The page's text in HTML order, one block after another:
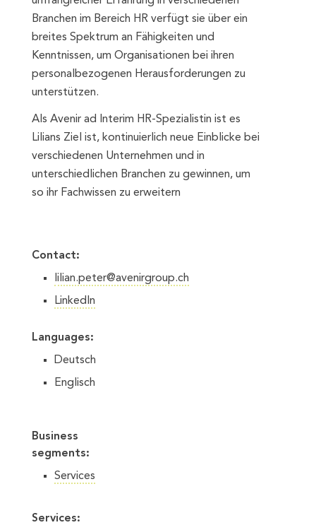
Branchen im Bereich HR verfügt sie über ein
breites Spektrum an Fähigkeiten und
Kenntnissen, um Organisationen bei ihren
personalbezogenen Herausforderungen zu
unterstützen.
Als Avenir ad Interim HR-Spezialistin ist es
Lilians Ziel ist, kontinuierlich neue Einblicke bei
verschiedenen Unternehmen und in
unterschiedlichen Branchen zu gewinnen, um
so ihr Fachwissen zu erweitern
Contact:
lilian.peter@avenirgroup.ch
LinkedIn
Languages:
Deutsch
Englisch
Business
segments:
Services
Services: